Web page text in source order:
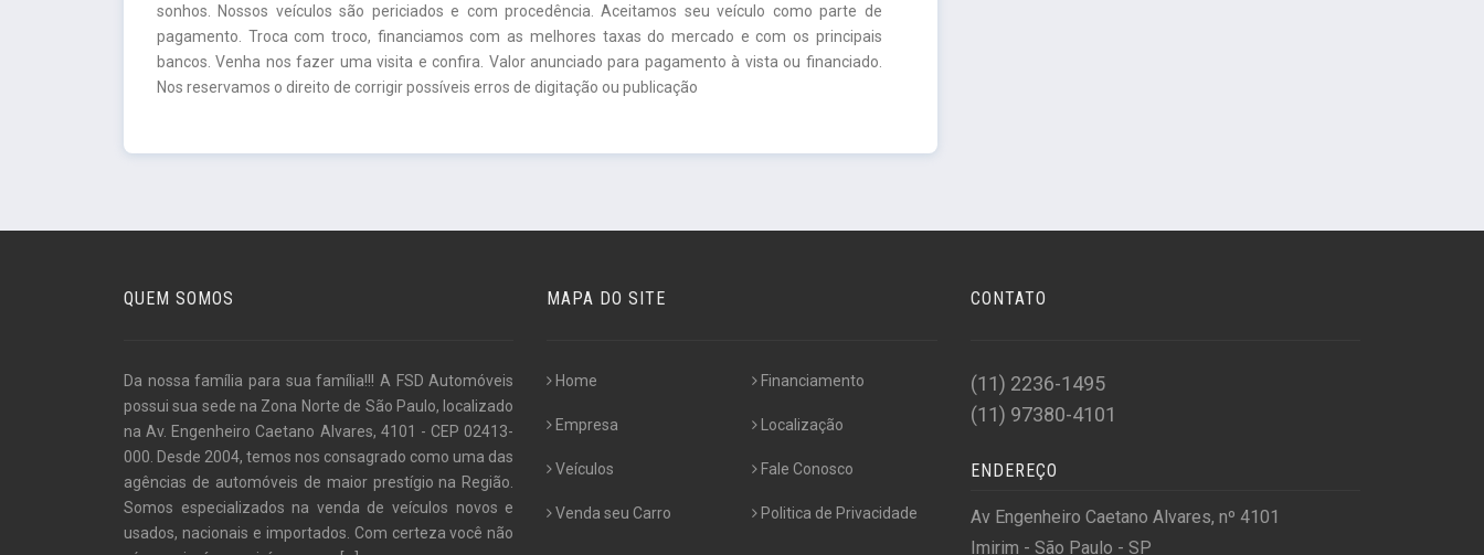
sonhos. Nossos veículos são periciados e com procedência. Aceitamos seu veículo como parte de
pagamento. Troca com troco, financiamos com as melhores taxas do mercado e com os principais
bancos. Venha nos fazer uma visita e confira. Valor anunciado para pagamento à vista ou financiado.
Nos reservamos o direito de corrigir possíveis erros de digitação ou publicação
QUEM SOMOS
Da nossa família para sua família!!! A FSD Automóveis
possui sua sede na Zona Norte de São Paulo, localizado
na Av. Engenheiro Caetano Alvares, 4101 - CEP 02413-
000. Desde 2004, temos nos consagrado como uma das
agências de automóveis de maior prestígio na Região.
Somos especializados na venda de veículos novos e
usados, nacionais e importados. Com certeza você não
MAPA DO SITE
Home
Empresa
Veículos
Venda seu Carro
Financiamento
Localização
Fale Conosco
Politica de Privacidade
CONTATO
(11) 2236-1495
(11) 97380-4101
ENDEREÇO
Av Engenheiro Caetano Alvares, nº 4101
Imirim - São Paulo - SP